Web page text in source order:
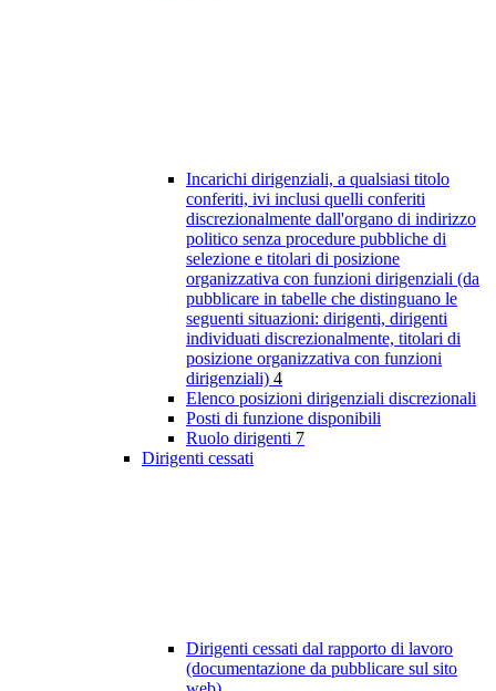
Incarichi dirigenziali, a qualsiasi titolo
conferiti, ivi inclusi quelli conferiti
discrezionalmente dall'organo di indirizzo
politico senza procedure pubbliche di
selezione e titolari di posizione
organizzativa con funzioni dirigenziali (da
pubblicare in tabelle che distinguano le
seguenti situazioni: dirigenti, dirigenti
individuati discrezionalmente, titolari di
posizione organizzativa con funzioni
dirigenziali) 4
Elenco posizioni dirigenziali discrezionali
Posti di funzione disponibili
Ruolo dirigenti 7
Dirigenti cessati
Dirigenti cessati dal rapporto di lavoro
(documentazione da pubblicare sul sito